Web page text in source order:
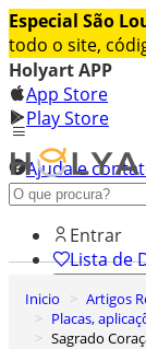
Especial São
todo o site,
Holyart APP
App Store
Play Store
Ajuda e
Conheça
Entrar
Lista de
0
Carrinho de
Inicio Artigos
Placas,
Sagrado